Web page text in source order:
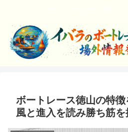
ボートレース徳山の特
風と進入を読み勝ち筋を